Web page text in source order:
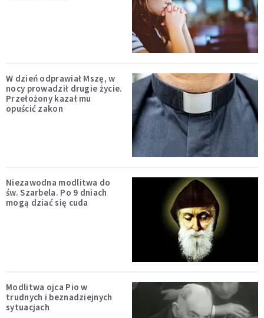
W dzień odprawiał Mszę, w
nocy prowadził drugie życie.
Przełożony kazał mu
opuścić zakon
Niezawodna modlitwa do
św. Szarbela. Po 9 dniach
mogą dziać się cuda
Modlitwa ojca Pio w
trudnych i beznadziejnych
sytuacjach